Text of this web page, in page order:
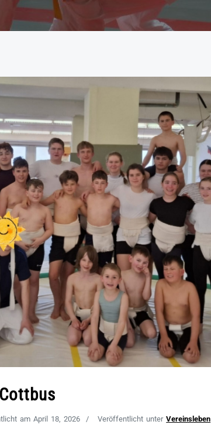
amApril 18, 2026 Veröffentlicht unterVereinsleben